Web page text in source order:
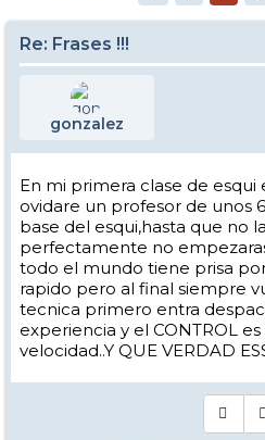
Re: Frases !!!
gonzalez
En mi primera clase de esqui
ovidare un profesor de unos
base del esqui,hasta que no
perfectamente no
todo el mundo tiene prisa
rapido pero al final siempre
tecnica primero entra
experiencia y el CONTROL
velocidad..Y QUE VERDAD